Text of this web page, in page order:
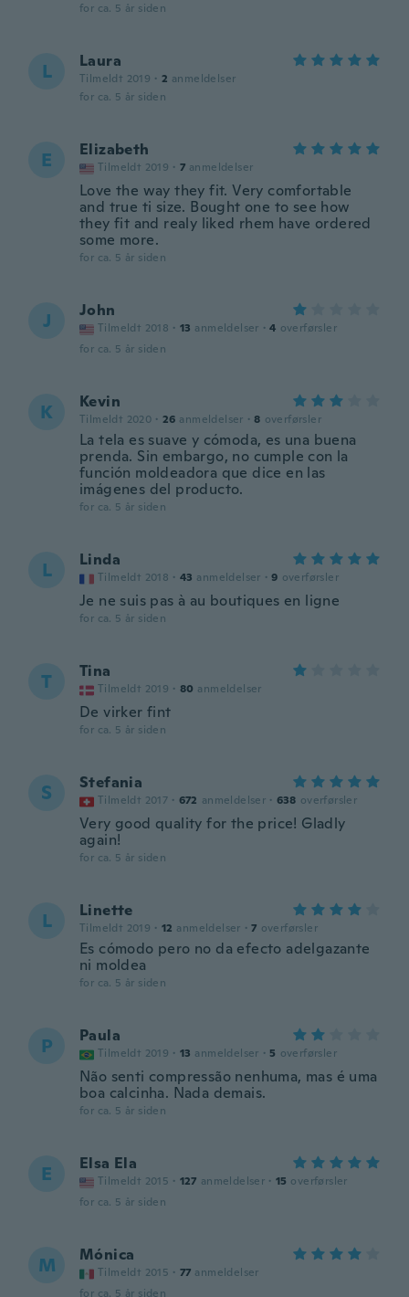
for ca. 5 år siden
L Laura
Tilmeldt 2019 · 2 anmeldelser
for ca. 5 år siden
E Elizabeth
Tilmeldt 2019 · 7 anmeldelser
Love the way they fit. Very comfortable
and true ti size. Bought one to see how
they fit and realy liked rhem have ordered
some more.
for ca. 5 år siden
J John
Tilmeldt 2018 · 13 anmeldelser · 4 overførsler
for ca. 5 år siden
K Kevin
Tilmeldt 2020 · 26 anmeldelser · 8 overførsler
La tela es suave y cómoda, es una buena
prenda. Sin embargo, no cumple con la
función moldeadora que dice en las
imágenes del producto.
for ca. 5 år siden
L Linda
Tilmeldt 2018 · 43 anmeldelser · 9 overførsler
Je ne suis pas à au boutiques en ligne
for ca. 5 år siden
T Tina
Tilmeldt 2019 · 80 anmeldelser
De virker fint
for ca. 5 år siden
S Stefania
Tilmeldt 2017 · 672 anmeldelser · 638 overførsler
Very good quality for the price! Gladly
again!
for ca. 5 år siden
L Linette
Tilmeldt 2019 · 12 anmeldelser · 7 overførsler
Es cómodo pero no da efecto adelgazante
ni moldea
for ca. 5 år siden
P Paula
Tilmeldt 2019 · 13 anmeldelser · 5 overførsler
Não senti compressão nenhuma, mas é uma
boa calcinha. Nada demais.
for ca. 5 år siden
E Elsa Ela
Tilmeldt 2015 · 127 anmeldelser · 15 overførsler
for ca. 5 år siden
M Mónica
Tilmeldt 2015 · 77 anmeldelser
for ca. 5 år siden